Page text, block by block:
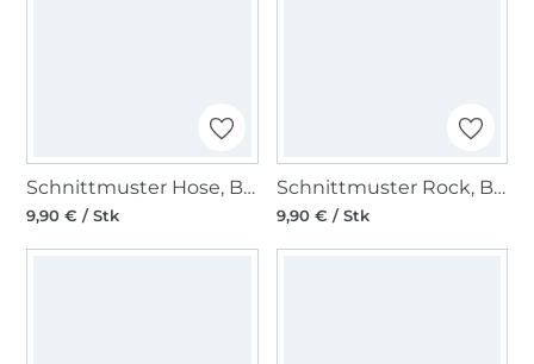
Schnittmuster Hose, Burda 5874
9,90 € / Stk
Schnittmuster Rock, Burda 5857
9,90 € / Stk